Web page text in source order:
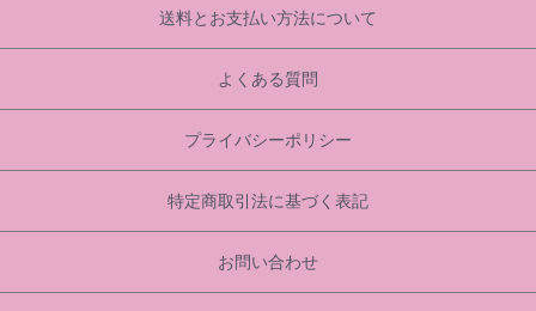
送料とお支払い方法について
よくある質問
プライバシーポリシー
特定商取引法に基づく表記
お問い合わせ